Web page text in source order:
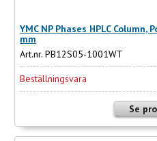
YMC NP Phases HPLC
mm
Art.nr. PB12S05-1001WT
Beställningsvara
Se